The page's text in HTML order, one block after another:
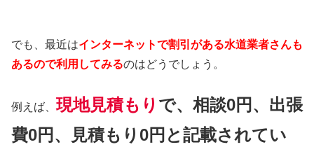
でも、最近はインターネットで割引がある水道業者さんも
あるので利用してみるのはどうでしょう。
例えば、現地見積もり で、相談0円、出張
費0円、見積もり0円と記載されてい